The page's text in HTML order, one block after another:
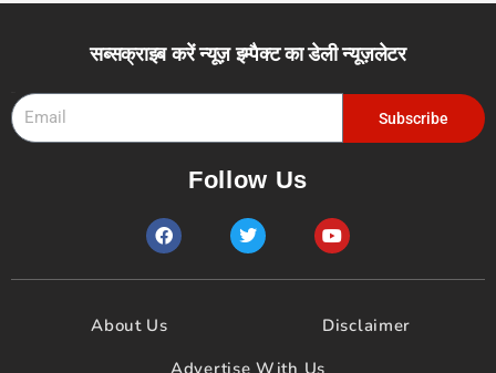
सब्सक्राइब करें न्यूज़ इम्पैक्ट का डेली न्यूज़लेटर
Subscribe
Follow Us
F
a
e
o
T
w
t
Y
o
t
b
e
About Us
Disclaimer